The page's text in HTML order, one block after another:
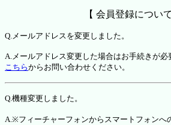
【 会員登録について
Q.メールアドレスを変更しました。
A.メールアドレス変更した場合はお手続きが必
こちらからお問い合わせください。
Q.機種変更しました。
A.※フィーチャーフォンからスマートフォンへ